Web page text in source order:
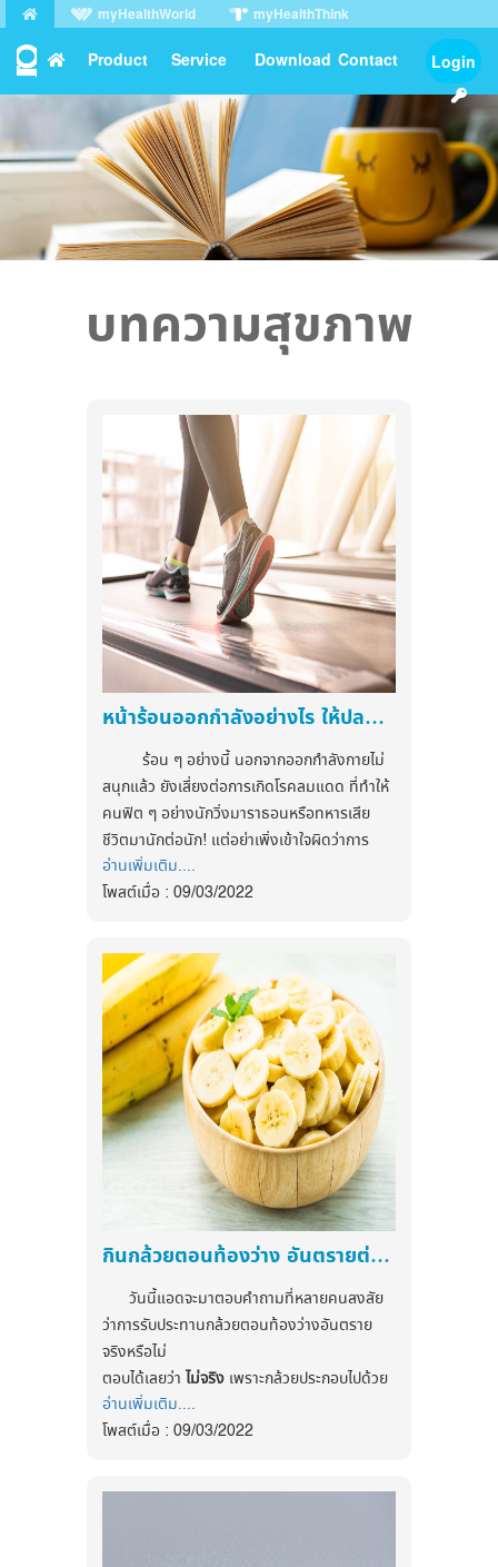
myHealthWorld
myHealthThink
License Agreement ● Privacy Policy Support Center
Product Service Download Contact Login
บทความสุขภาพ
หน้าร้อนออกกำลังอย่างไร ให้ปลอดภัย
ร้อน ๆ อย่างนี้ นอกจากออกกำลังกายไม่
สนุกแล้ว ยังเสี่ยงต่อการเกิดโรคลมแดด ที่ทำให้
คนฟิต ๆ อย่างนักวิ่งมาราธอนหรือทหารเสีย
ชีวิตมานักต่อนัก! แต่อย่าเพิ่งเข้าใจผิดว่าการ
ออกกำลังกายในหน้าร้อนเป็นสิ่งไม่ดีหรือไม่ควร
กระทำ เพียงแต่ถ้าคุณยังอยากรักษาระดับความ
ๆ แม้ร่างกายแข็งแรง ลมแดดก็ถามหาได้ แล้วจะ
ออกกำลังกายอย่างไรให้ปลอดภัย? ลองมาดูกัน
1. เตรียมความพร้อม
คุณควรออกกำลังกายกลางแจ้งเป็น
ประจำ ถ้ามือใหม่ก็ควรออกกลางแจ้งให้ได้ 30
นาทีต่อวันนาน 1-2 สัปดาห์ พักผ่อนให้เพียงพอ
และคุ้นเคยกับกิจกรรมนั้นๆ ที่ทำเป็นอย่างดี
ไม่ใช่ว่าเคยแต่ปั่นจักรยานหวานเย็น จู่ๆ เปลี่ยนไป
เตะบอลกับเพื่อน บุคคลที่ควรเพิ่มความ
ระมัดระวังได้แก่ เด็ก คนชรา และคนอ้วนเพราะ
ดื่มแอลกอฮอลล์ทั้งก่อนหรือขณะออกกำลังกาย
2. แต่งกายให้เหมาะสม
สวมใส่เสื้อที่ระบายอากาศได้ดี ไม่ซับน้ำ
หรือใส่แล้วร้อน ควรเลือกสีอ่อนเพราะสีเข้มดูด
ซับความร้อนมากกว่า ลองดูเป็นเนื้อผ้าที่ถ่ายเท
ความร้อนได้ดี ช่วยป้องกันรังสีอัลตร้าไวโอเล็ต
น้ำหนักเบา โทนสีอ่อน เพื่อป้องกันรังสีความร้อน
อ่านเพิ่มเติม....
โพสต์เมื่อ : 09/03/2022
กินกล้วยตอนท้องว่าง อันตรายต่อสุขภาพจริงหรือไม่?
วันนี้แอดจะมาตอบคำถามที่หลายคนสงสัย
ว่าการรับประทานกล้วยตอนท้องว่างอันตราย
จริงหรือไม่
ตอบได้เลยว่า ไม่จริง เพราะกล้วยประกอบไปด้วย
เส้นใยอาหารและคาร์โบไฮเดรต ซึ่งไม่มีเอนไซม์ที่
ย่อยโปรตีน จึงสามารถรับประทานตอนท้องว่าง
อ่านเพิ่มเติม....
โพสต์เมื่อ : 09/03/2022